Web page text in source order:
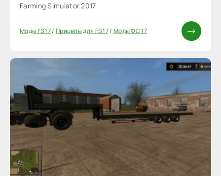
Farming Simulator 2017
Моды FS 17/ Прицепы для FS 17/ Моды ФС 17